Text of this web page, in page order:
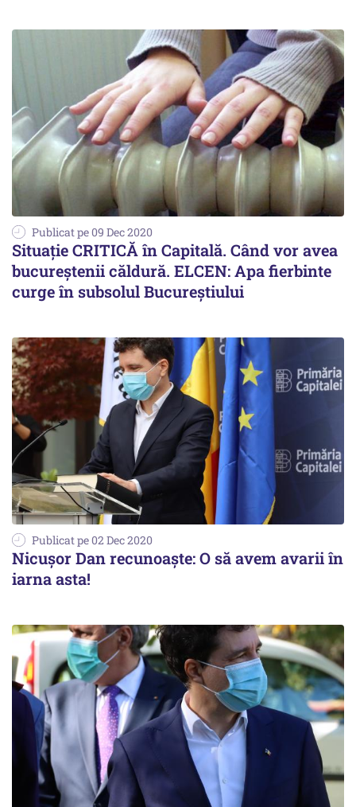
Publicat pe 09 Dec 2020
Situație CRITICĂ în Capitală. Când vor avea
bucureștenii căldură. ELCEN: Apa fierbinte
curge în subsolul Bucureștiului
Publicat pe 02 Dec 2020
Nicuşor Dan recunoaște: O să avem avarii în
iarna asta!